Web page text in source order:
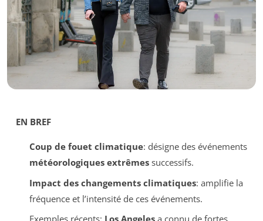
EN BREF
Coup de fouet climatique: désigne des événements
météorologiques extrêmessuccessifs.
Impact des changements climatiques: amplifie la
fréquence et l’intensité de ces événements.